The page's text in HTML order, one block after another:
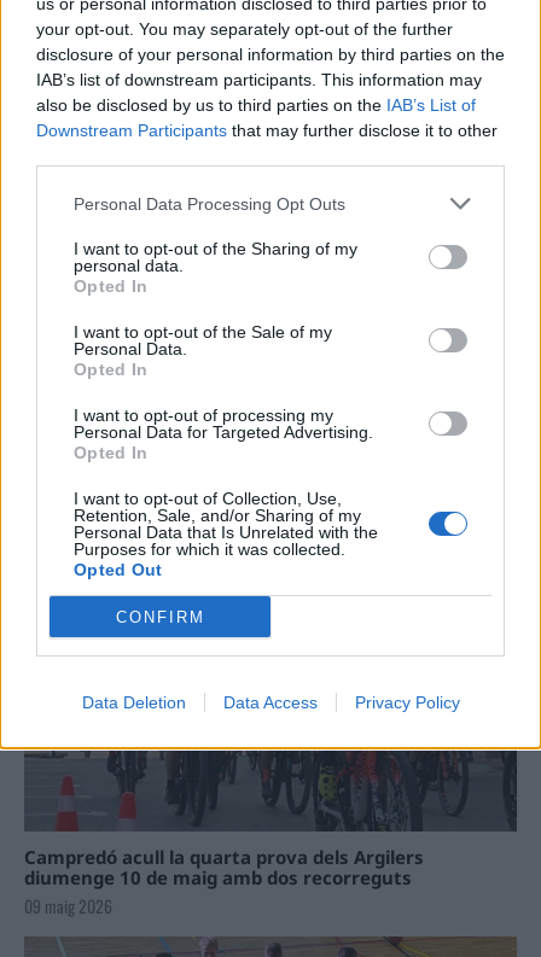
your opt-out. You may separately opt-out of the further
disclosure of your personal information by third parties on the
IAB’s list of downstream participants. This information may
also be disclosed by us to third parties on the IAB’s List of
Downstream Participants that may further disclose it to other
Personal Data Processing Opt Outs
I want to opt-out of the Sharing of my
personal data.
Opted In
I want to opt-out of the Sale of my
Personal Data.
Opted In
I want to opt-out of processing my
Personal Data for Targeted Advertising.
Opted In
I want to opt-out of Collection, Use,
Retention, Sale, and/or Sharing of my
Personal Data that Is Unrelated with the
Purposes for which it was collected.
Opted Out
CONFIRM
Data Deletion Data Access Privacy Policy
Carrega més
La Cursa de l’Aldea segona d’etiqueta d’or de la
Running Sèries Terres de l’Ebre
09 maig 2026
Campredó acull la quarta prova dels Argilers
diumenge 10 de maig amb dos recorreguts
09 maig 2026